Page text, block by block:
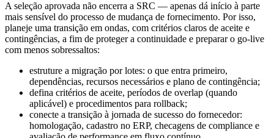
A seleção aprovada não encerra a SRC — apenas dá início à parte
mais sensível do processo de mudança de fornecimento. Por isso,
planeje uma transição em ondas, com critérios claros de aceite e
contingências, a fim de proteger a continuidade e preparar o go-live
com menos sobressaltos:
estruture a migração por lotes: o que entra primeiro,
dependências, recursos necessários e plano de contingência;
defina critérios de aceite, períodos de overlap (quando
aplicável) e procedimentos para rollback;
conecte a transição à jornada de sucesso do fornecedor:
homologação, cadastro no ERP, checagens de compliance e